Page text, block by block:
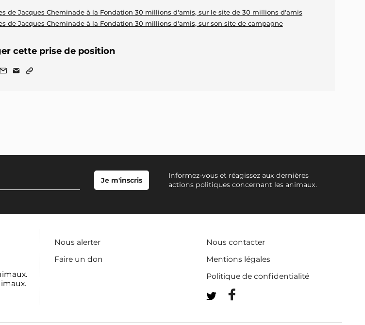
de Jacques Cheminade à la Fondation 30 millions d'amis, sur le site de 30 millions d'amis
de Jacques Cheminade à la Fondation 30 millions d'amis, sur son site de campagne
cette prise de position
Informez-vous et réagissez aux dernières
actions politiques concernant les animaux.
Nous alerter
Faire un don
Nous contacter
Mentions légales
Politique de confidentialité